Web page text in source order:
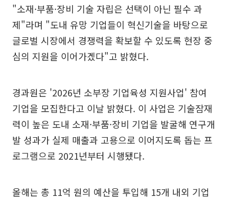
"소재·부품·장비 기술 자립은 선택이 아닌 필수 과
제"라며 "도내 유망 기업들이 혁신기술을 바탕으로
글로벌 시장에서 경쟁력을 확보할 수 있도록 현장 중
심의 지원을 이어가겠다"고 밝혔다.
경과원은 '2026년 소부장 기업육성 지원사업' 참여
기업을 모집한다고 이날 밝혔다. 이 사업은 기술잠재
력이 높은 도내 소재·부품·장비 기업을 발굴해 연구개
발 성과가 실제 매출과 고용으로 이어지도록 돕는 프
로그램으로 2021년부터 시행됐다.
올해는 총 11억 원의 예산을 투입해 15개 내외 기업